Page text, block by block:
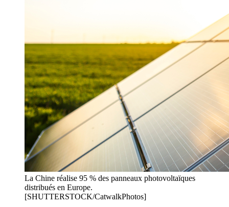
La Chine réalise 95 % des panneaux photovoltaïques
distribués en Europe.
[SHUTTERSTOCK/CatwalkPhotos]